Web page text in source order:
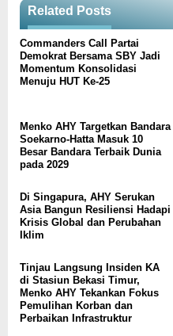
Related Posts
Commanders Call Partai
Demokrat Bersama SBY Jadi
Momentum Konsolidasi
Menuju HUT Ke-25
Menko AHY Targetkan Bandara
Soekarno-Hatta Masuk 10
Besar Bandara Terbaik Dunia
pada 2029
Di Singapura, AHY Serukan
Asia Bangun Resiliensi Hadapi
Krisis Global dan Perubahan
Iklim
Tinjau Langsung Insiden KA
di Stasiun Bekasi Timur,
Menko AHY Tekankan Fokus
Pemulihan Korban dan
Perbaikan Infrastruktur